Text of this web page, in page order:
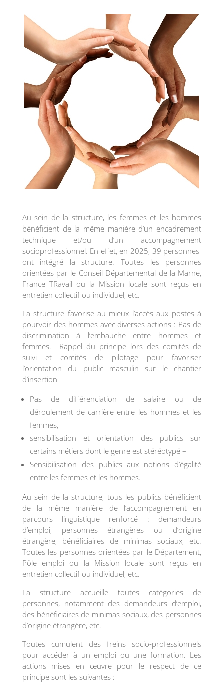
Au sein de la structure, les femmes et les hommes
bénéficient de la même manière d’un encadrement
technique et/ou d’un accompagnement
socioprofessionnel. En effet, en 2025, 39 personnes
ont intégré la structure. Toutes les personnes
orientées par le Conseil Départemental de la Marne,
France TRavail ou la Mission locale sont reçus en
entretien collectif ou individuel, etc.
La structure favorise au mieux l’accès aux postes à
pourvoir des hommes avec diverses actions : Pas de
discrimination à l’embauche entre hommes et
femmes. Rappel du principe lors des comités de
suivi et comités de pilotage pour favoriser
l’orientation du public masculin sur le chantier
d’insertion
Pas de différenciation de salaire ou de
déroulement de carrière entre les hommes et les
femmes,
sensibilisation et orientation des publics sur
certains métiers dont le genre est stéréotypé –
Sensibilisation des publics aux notions d’égalité
entre les femmes et les hommes.
Au sein de la structure, tous les publics bénéficient
de la même manière de l’accompagnement en
parcours linguistique renforcé : demandeurs
d’emploi, personnes étrangères ou d’origine
étrangère, bénéficiaires de minimas sociaux, etc.
Toutes les personnes orientées par le Département,
Pôle emploi ou la Mission locale sont reçus en
entretien collectif ou individuel, etc.
La structure accueille toutes catégories de
personnes, notamment des demandeurs d’emploi,
des bénéficiaires de minimas sociaux, des personnes
d’origine étrangère, etc.
Toutes cumulent des freins socio-professionnels
pour accéder à un emploi ou une formation. Les
actions mises en œuvre pour le respect de ce
principe sont les suivantes :